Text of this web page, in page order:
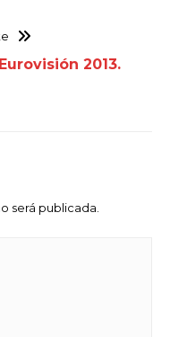
2013.
será publicada.